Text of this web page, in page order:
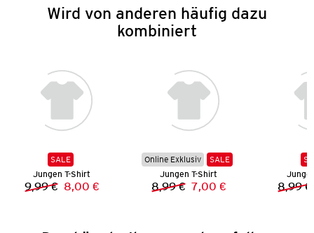
Wird von anderen häufig dazu
kombiniert
SALE
Jungen T-Shirt
Vorheriger Preis:
9,99 € Neuer Preis:
8,00 €
Online Exklusiv
SALE
Jungen T-Shirt
Vorheriger Preis:
8,99 € Neuer Preis:
7,00 € 8,99 €